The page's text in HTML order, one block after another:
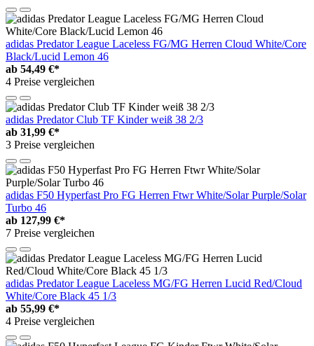
adidas Predator League Laceless FG/MG Herren Cloud White/Core
Black/Lucid Lemon 46
ab 54,49 €*
4 Preise vergleichen
adidas Predator Club TF Kinder weiß 38 2/3
ab 31,99 €*
3 Preise vergleichen
adidas F50 Hyperfast Pro FG Herren Ftwr White/Solar Purple/Solar
Turbo 46
ab 127,99 €*
7 Preise vergleichen
adidas Predator League Laceless MG/FG Herren Lucid Red/Cloud
White/Core Black 45 1/3
ab 55,99 €*
4 Preise vergleichen